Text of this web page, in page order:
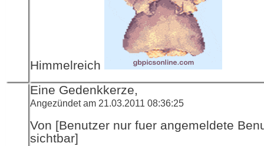
Himmelreich
Eine Gedenkkerze,
Angezündet am 21.03.2011 08:36:25
Von [Benutzer nur fuer angemeldete
sichtbar]